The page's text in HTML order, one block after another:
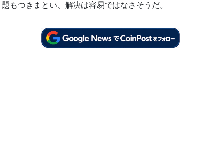
題もつきまとい、解決は容易ではなさそうだ。